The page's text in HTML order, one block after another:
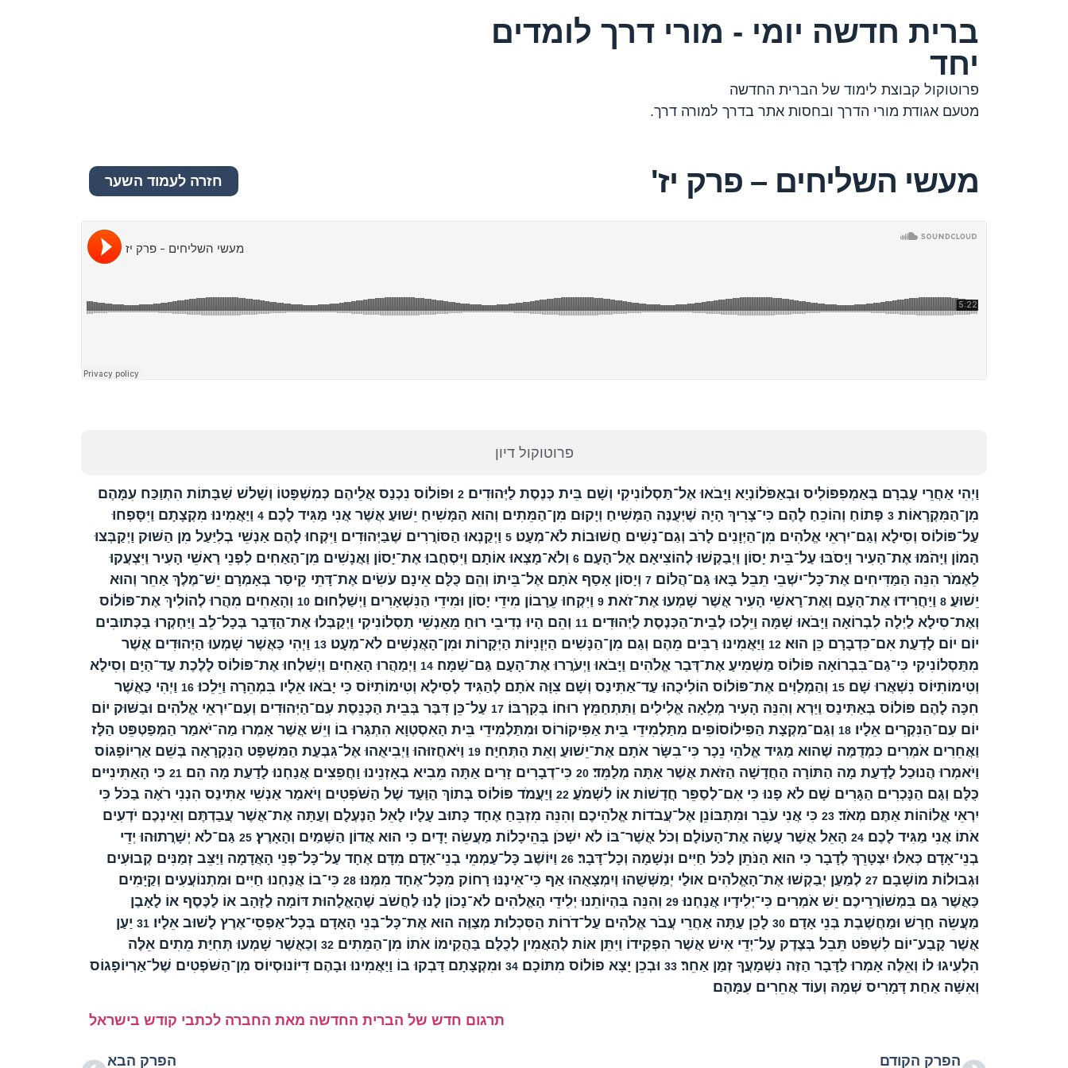
ברית חדשה יומי - מורי דרך לומדים
יחד
פרוטוקול קבוצת לימוד של הברית החדשה
מטעם אגודת מורי הדרך ובחסות אתר בדרך למורה דרך.
מעשי השליחים – פרק יז' חזרה לעמוד השער
פרוטוקול דיון
וַיְהִי אַחֲרֵי עָבְרָם בְּאַמְפִפּוֹלִיס וּבְאַפֹּלוֹנְיָא וַיָּבֹאוּ אֶל־תַּסְלוֹנִיקִי וְשָׁם בֵּית כְּנֶסֶת לַיְּהוּדִים׃ 2 וּפוֹלוֹס נִכְנַס אֲלֵיהֶם כְּמִשְׁפָּטוֹ וְשָׁלשׁ שַׁבָּתוֹת הִתְוַכַּח עִמָּהֶם
מִן־הַמִּקְרָאוֹת׃ 3 פָּתוֹחַ וְהוֹכֵחַ לָהֶם כִּי־צָרִיךְ הָיָה שֶׁיְּעֻנֶּה הַמָּשִׁיחַ וְיָקוּם מִן־הַמֵּתִים וְהוּא הַמָּשִׁיחַ יֵשׁוּעַ אֲשֶׁר אֲנִי מַגִּיד לָכֶם׃ 4 וַיַּאֲמִינוּ מִקְצָתָם וַיִּסָּפְחוּ
עַל־פּוֹלוֹס וְסִילָא וְגַם־יִרְאֵי אֱלֹהִים מִן־הַיְּוָנִים לָרֹב וְגַם־נָשִׁים חֲשׁוּבוֹת לֹא־מְעָט׃ 5 וַיְקַנְאוּ הַסּוֹרֲרִים שֶׁבַּיְּהוּדִים וַיִּקְחוּ לָהֶם אַנְשֵׁי בְלִיַּעַל מִן הַשּׁוּק וַיְקַבְּצוּ
הָמוֹן וַיָּהֹמּוּ אֶת־הָעִיר וַיָּסֹבּוּ עַל־בֵּית יָסוֹן וַיְבַקְשׁוּ לְהוֹצִיאָם אֶל־הָעָם׃ 6 וְלֹא־מָצְאוּ אוֹתָם וַיִּסְחֲבוּ אֶת־יָסוֹן וַאֲנָשִׁים מִן־הָאַחִים לִפְנֵי רָאשֵׁי הָעִיר וַיִּצְעֲקוּ
לֵאֶמֹר הִנֵּה הַמַּדִּיחִים אֶת־כָּל־ישְׁבֵי תֵבֵל בָּאוּ גַּם־הֲלוֹם׃ 7 וְיָסוֹן אָסַף אֹתָם אֶל־בֵּיתוֹ וְהֵם כֻּלָּם אֵינָם עֹשִׂים אֶת־דָּתֵי קֵיסַר בְּאָמְרָם יֵשׁ־מֶלֶךְ אַחֵר וְהוּא
יֵשׁוּעַ׃ 8 וַיַּחֲרִידוּ אֶת־הָעָם וְאֶת־רָאשֵׁי הָעִיר אֲשֶׁר שָׁמְעוּ אֶת־זֹאת׃ 9 וַיִּקְחוּ עֵרָבוֹן מִידֵי יָסוֹן וּמִידֵי הַנִּשְׁאָרִים וַיְשַׁלְּחוּם׃ 10 וְהָאַחִים מִהֲרוּ לְהוֹלִיךְ אֶת־פּוֹלוֹס
וְאֶת־סִילָא לַיְלָה לִבְרוֹאָה וַיָּבֹאוּ שָׁמָּה וַיֵּלְכוּ לְבֵית־הַכְּנֶסֶת לַיְּהוּדִים׃ 11 וְהֵם הָיוּ נְדִיבֵי רוּחַ מֵאַנְשֵׁי תַסְלוֹנִיקִי וַיְקַבְּלוּ אֶת־הַדָּבָר בְּכָל־לֵב וַיַּחְקְרוּ בַכְּתוּבִים
יוֹם יוֹם לָדַעַת אִם־כִּדְבָרָם כֵּן הוּא׃ 12 וַיַּאֲמִינוּ רַבִּים מֵהֶם וְגַם מִן־הַנָּשִׁים הַיְּוָנִיּוֹת הַיְּקָרוֹת וּמִן־הָאֲנָשִׁים לֹא־מְעָט׃ 13 וַיְהִי כַּאֲשֶׁר שָׁמְעוּ הַיְּהוּדִים אֲשֶׁר
מִתַּסְלוֹנִיקִי כִּי־גַם־בִּבְרוֹאָה פּוֹלוֹס מַשְׁמִיעַ אֶת־דְּבַר אֱלֹהִים וַיָּבֹאוּ וַיְעֹרֲרוּ אֶת־הָעָם גַּם־שָׁמָּה׃ 14 וַיְמַהֲרוּ הָאַחִים וַיְשַׁלְחוּ אֶת־פּוֹלוֹס לָלֶכֶת עַד־הַיָּם וְסִילָא
וְטִימוֹתִיּוֹס נִשְׁאֲרוּ שָׁם׃ 15 וְהַמְלַוִּים אֶת־פּוֹלוֹס הוֹלִיכֻהוּ עַד־אַתִּינַס וְשָׁם צִוָּה אֹתָם לְהַגִּיד לְסִילָא וְטִימוֹתִיּוֹס כִּי יָבֹאוּ אֵלָיו בִּמְהֵרָה וַיֵּלֵכוּ׃ 16 וַיְהִי כַּאֲשֶׁר
חִכָּה לָהֶם פּוֹלוֹס בְּאַתִּינַס וַיַּרְא וְהִנֵּה הָעִיר מְלֵאָה אֱלִילִים וַתִּתְחַמֵּץ רוּחוֹ בְּקִרְבּוֹ׃ 17 עַל־כֵּן דִּבֶּר בְּבֵית הַכְּנֵסֶת עִם־הַיְּהוּדִים וְעִם־יִרְאֵי אֱלֹהִים וּבַשּׁוּק יוֹם
יוֹם עִם־הַנִּקְרִים אֵלָיו׃ 18 וְגַם־מִקְצָת הַפִילוֹסוֹפִים מִתַּלְמִידֵי בֵּית אַפִּיקוֹרוֹס וּמִתַּלְמִידֵי בֵּית הָאִסְטְוָא הִתְגָּרוּ בוֹ וְיֵשׁ אֲשֶׁר אָמְרוּ מַה־יֹּאמַר הַמְּפַטְפֵּט הַלָּז
וַאֲחֵרִים אֹמְרִים כִּמְדֻמֶּה שֶׁהוּא מַגִּיד אֱלֹהֵי נֵכָר כִּי־בִשָּׂר אֹתָם אֶת־יֵשׁוּעַ וְאֵת הַתְּחִיָּה׃ 19 וַיֹּאחֲזוּהוּ וַיְבִיאֻהוּ אֶל־גִּבְעַת הַמִּשְׁפָּט הַנִּקְרָאָה בְּשֵׁם אַרְיוֹפָגוֹס
וַיֹּאמְרוּ הֲנוּכַל לָדַעַת מָה הַתּוֹרָה הַחֲדָשָׁה הַזֹּאת אֲשֶׁר אַתָּה מְלַמֵּד׃ 20 כִּי־דְבָרִים זָרִים אַתָּה מֵבִיא בְאָזְנֵינוּ וַחֲפֵצִים אֲנַחְנוּ לָדַעַת מָה הֵם׃ 21 כִּי הָאַתִּינִיּים
כֻּלָּם וְגַם הַנָּכְרִים הַגָּרִים שָׁם לֹא פָנוּ כִּי אִם־לְסַפֵּר חֲדָשׁוֹת אוֹ לִשְׁמֹעַ׃ 22 וַיַּעֲמֹד פּוֹלוֹס בְּתוֹךְ הַוַּעַד שֶׁל הַשֹּׁפְטִים וַיֹּאמַר אַנְשֵׁי אַתִּינַס הִנְנִי רֹאֶה בַכֹּל כִּי
יִרְאֵי אֱלוֹהוֹת אַתֶּם מְאֹד׃ 23 כִּי אֲנִי עֹבֵר וּמִתְבּוֹנֵן אֶל־עֲבֹדוֹת אֱלֹהֵיכֶם וְהִנֵּה מִזְבֵּחַ אֶחָד כָּתוּב עָלָיו לָאֵל הַנֶּעְלָם וְעַתָּה אֶת־אֲשֶׁר עֲבַדְתֶּם וְאֵינְכֶם יֹדְעִים
אֹתוֹ אֲנִי מַגִּיד לָכֶם׃ 24 הָאֵל אֲשֶׁר עָשָׂה אֶת־הָעוֹלָם וְכֹל אֲשֶׁר־בּוֹ לֹא יִשְׁכֹּן בְּהֵיכָלוֹת מַעֲשֵׂה יָדָיִם כִּי הוּא אֲדוֹן הַשָּׁמַיִם וְהָאָרֶץ׃ 25 גַּם־לֹא יְשָׁרֲתוּהוּ יְדֵי
בְנֵי־אָדָם כְּאִלּוּ יִצְטָרֵךְ לְדָבָר כִּי הוּא הַנֹּתֵן לַכֹּל חַיִּים וּנְשָׁמָה וְכָל־דָּבָר׃ 26 וַיּוֹשֶׁב כָּל־עַמְמֵי בְנֵי־אָדָם מִדָּם אֶחָד עַל־כָּל־פְּנֵי הָאֲדָמָה וַיַּצֵּב זְמַנִּים קְבוּעִים
וּגְבוּלוֹת מוֹשָׁבָם׃ 27 לְמַעַן יְבַקְשׁוּ אֶת־הָאֱלֹהִים אוּלַי יְמַשְּׁשֻׁהוּ וְיִמְצָאֻהוּ אַף כִּי־אֵינֶנּוּ רָחוֹק מִכָּל־אֶחָד מִמֶּנּוּ׃ 28 כִּי־בוֹ אֲנַחְנוּ חַיִּים וּמִתְנוֹעֲעִים וְקַיָּמִים
כַּאֲשֶׁר גַּם בִּמְשׁוֹרֲרֵיכֶם יֵשׁ אֹמְרִים כִּי־יְלִידָיו אֲנָחְנוּ׃ 29 וְהִנֵּה בִּהְיוֹתֵנוּ יְלִידֵי הָאֱלֹהִים לֹא־נָכוֹן לָנוּ לַחֲשֹׁב שֶׁהָאֱלָהוּת דּוֹמָה לַזָּהָב אוֹ לַכֶּסֶף אוֹ לָאָבֶן
מַעֲשֵׂה חָרָשׁ וּמַחֲשֶׁבֶת בְּנֵי אָדָם׃ 30 לָכֵן עַתָּה אַחֲרֵי עֲבֹר אֱלֹהִים עַל־דֹרוֹת הַסִּכְלוּת מְצַוֶּה הוּא אֶת־כָּל־בְּנֵי הָאָדָם בְּכָל־אַפְסֵי־אֶרֶץ לָשׁוּב אֵלָיו׃ 31 יַעַן
אֲשֶׁר קָבַע־יוֹם לִשְׁפֹּט תֵּבֵל בְּצֶדֶק עַל־יְדֵי אִישׁ אֲשֶׁר הִפְקִידוֹ וַיִּתֵּן אוֹת לְהַאֲמִין לְכֻלָּם בַּהֲקִימוֹ אֹתוֹ מִן־הַמֵּתִים׃ 32 וְכַאֲשֶׁר שָׁמְעוּ תְּחִיַּת מֵתִים אֵלֶּה
הִלְעִיגוּ לוֹ וְאֵלֶּה אָמְרוּ לַדָּבָר הַזֶּה נִשְׁמָעֲךָ זְמַן אַחֵר׃ 33 וּבְכֵן יָצָא פוֹלוֹס מִתּוֹכָם׃ 34 וּמִקְצָתָם דָּבְקוּ בוֹ וַיַּאֲמִינוּ וּבָהֶם דִּיּוֹנוּסְיוֹס מִן־הַשֹּׁפְטִים שֶׁל־אַרְיוֹפָגוֹס
וְאִשָּׁה אַחַת דָּמָרִיס שְׁמָהּ וְעוֹד אֲחֵרִים עִמָּהֶם׃
תרגום חדש של הברית החדשה מאת החברה לכתבי קודש בישראל
הפרק הקודם הפרק הבא